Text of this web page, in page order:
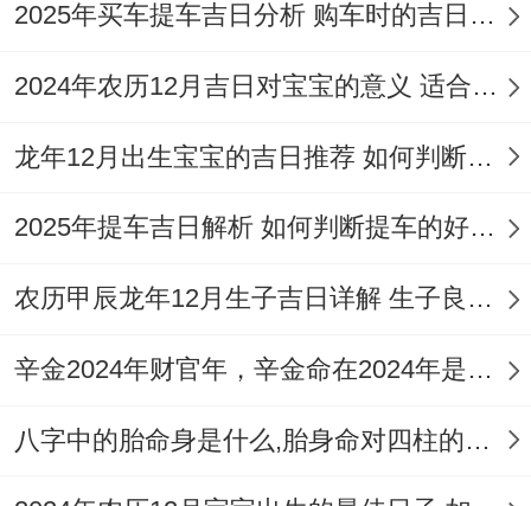
7点（卯时）开始搬家，或晚上7-9点（戌
时）举行温锅宴，全能招财纳福。
适合希望搬家开业一并进行的家庭。属猴者
忌用。
始，百事亨通！又逢黄道吉神「司命」当
值，大吉大利。
5. 2026年4月23日
2025年买车提车吉日分析 购车时的吉日与禁忌
2024年农历12月吉日对宝宝的意义 适合龙年宝宝出生的日子有哪些
龙年12月出生宝宝的吉日推荐 如何判断吉日是否适合宝宝
2025年提车吉日解析 如何判断提车的好日子
农历甲辰龙年12月生子吉日详解 生子良辰的影响因素
辛金2024年财官年，辛金命在2024年是财官年还是财印年
八字中的胎命身是什么,胎身命对四柱的影响